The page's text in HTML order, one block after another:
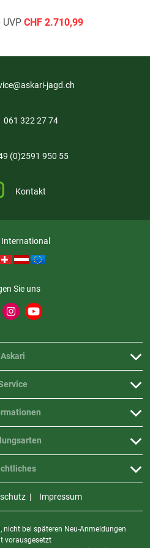
UVP CHF 2.710,99
jagd.ch
061 322 27 74
(0)2591 950 55
Kontakt
Sie uns
Askari
Impressum
nicht bei späteren Neu-Anmeldungen
vorausgesetzt